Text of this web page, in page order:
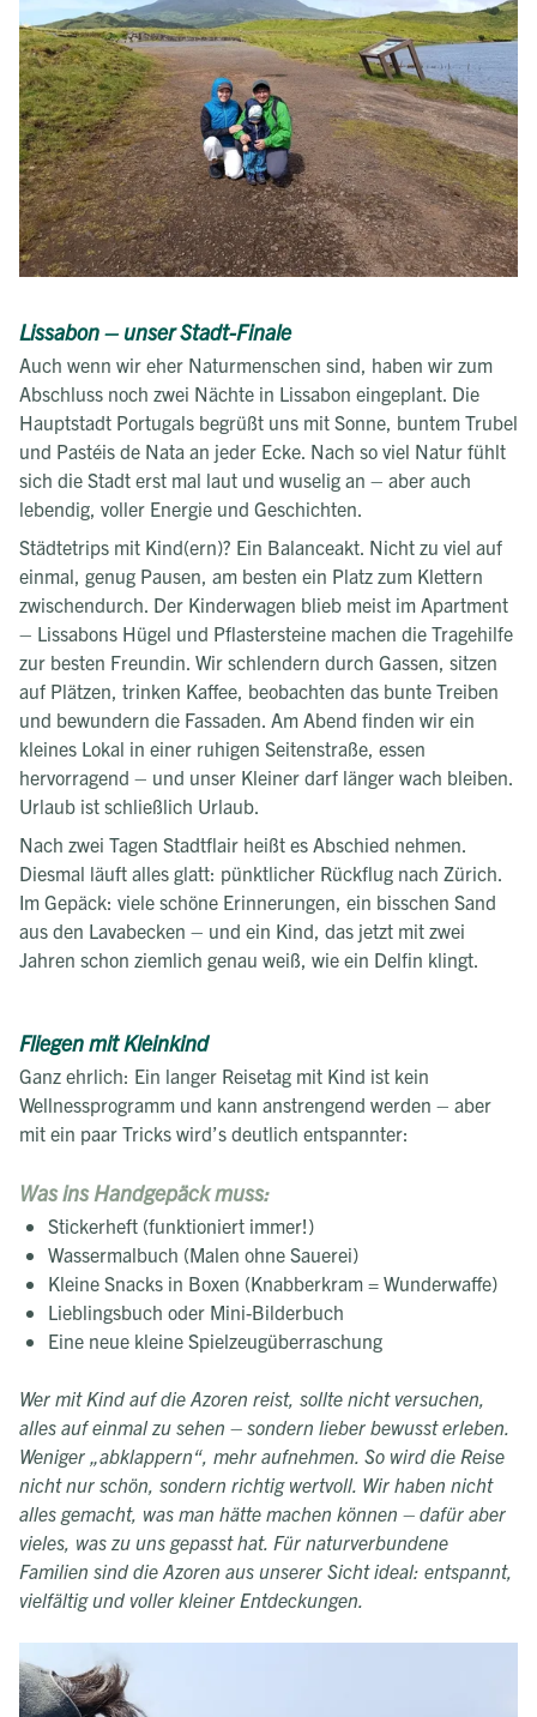
Lissabon – unser Stadt-Finale
Auch wenn wir eher Naturmenschen sind, haben wir zum
Abschluss noch zwei Nächte in Lissabon eingeplant. Die
Hauptstadt Portugals begrüßt uns mit Sonne, buntem Trubel
und Pastéis de Nata an jeder Ecke. Nach so viel Natur fühlt
sich die Stadt erst mal laut und wuselig an – aber auch
lebendig, voller Energie und Geschichten.
Städtetrips mit Kind(ern)? Ein Balanceakt. Nicht zu viel auf
einmal, genug Pausen, am besten ein Platz zum Klettern
zwischendurch. Der Kinderwagen blieb meist im Apartment
– Lissabons Hügel und Pflastersteine machen die Tragehilfe
zur besten Freundin. Wir schlendern durch Gassen, sitzen
auf Plätzen, trinken Kaffee, beobachten das bunte Treiben
und bewundern die Fassaden. Am Abend finden wir ein
kleines Lokal in einer ruhigen Seitenstraße, essen
hervorragend – und unser Kleiner darf länger wach bleiben.
Urlaub ist schließlich Urlaub.
Nach zwei Tagen Stadtflair heißt es Abschied nehmen.
Diesmal läuft alles glatt: pünktlicher Rückflug nach Zürich.
Im Gepäck: viele schöne Erinnerungen, ein bisschen Sand
aus den Lavabecken – und ein Kind, das jetzt mit zwei
Jahren schon ziemlich genau weiß, wie ein Delfin klingt.
Fliegen mit Kleinkind
Ganz ehrlich: Ein langer Reisetag mit Kind ist kein
Wellnessprogramm und kann anstrengend werden – aber
mit ein paar Tricks wird’s deutlich entspannter:
Was ins Handgepäck muss:
Stickerheft (funktioniert immer!)
Wassermalbuch (Malen ohne Sauerei)
Kleine Snacks in Boxen (Knabberkram = Wunderwaffe)
Lieblingsbuch oder Mini-Bilderbuch
Eine neue kleine Spielzeugüberraschung
Wer mit Kind auf die Azoren reist, sollte nicht versuchen,
alles auf einmal zu sehen – sondern lieber bewusst erleben.
Weniger „abklappern“, mehr aufnehmen. So wird die Reise
nicht nur schön, sondern richtig wertvoll. Wir haben nicht
alles gemacht, was man hätte machen können – dafür aber
vieles, was zu uns gepasst hat. Für naturverbundene
Familien sind die Azoren aus unserer Sicht ideal: entspannt,
vielfältig und voller kleiner Entdeckungen.